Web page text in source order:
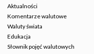
Aktualności
Komentarze walutowe
Waluty świata
Edukacja
Słownik pojęć walutowych